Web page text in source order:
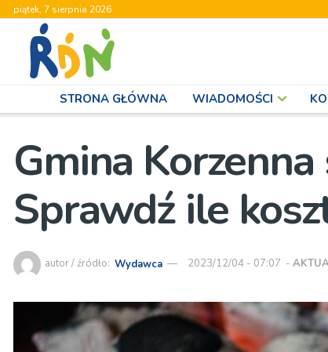
piątek, 7 sierpnia 2026
STRONA GŁÓWNA WIADOMOŚCI
Gmina
Sprawdź ile
autor / źródło: Wydawca 2023/12/04 - 07:07 -